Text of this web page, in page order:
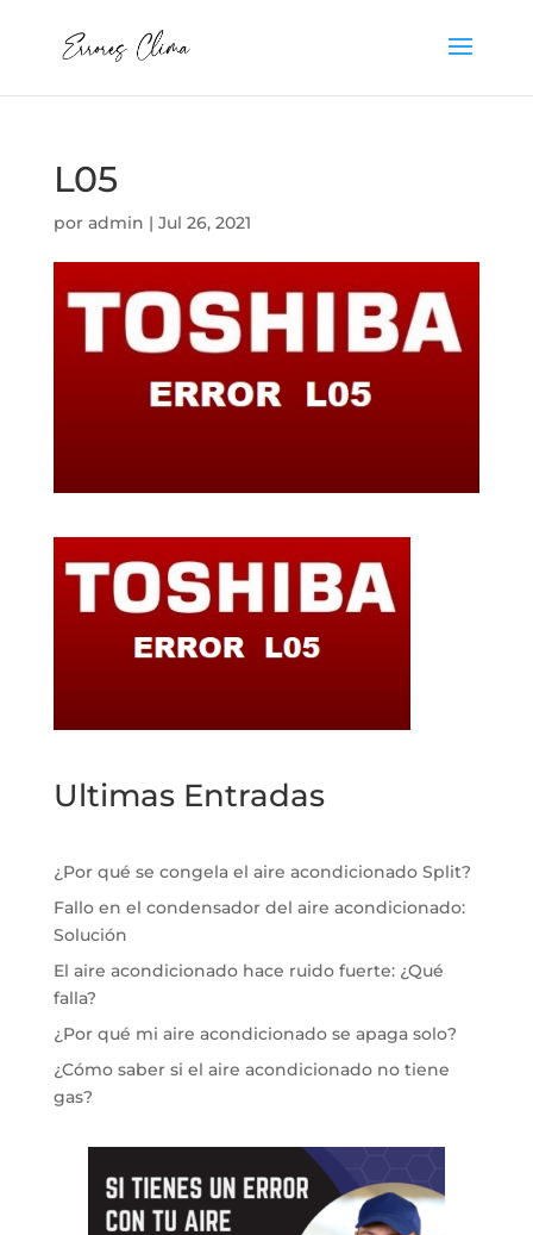
L05
por admin | Jul 26, 2021
Ultimas Entradas
¿Por qué se congela el aire acondicionado Split?
Fallo en el condensador del aire acondicionado:
Solución
El aire acondicionado hace ruido fuerte: ¿Qué
falla?
¿Por qué mi aire acondicionado se apaga solo?
¿Cómo saber si el aire acondicionado no tiene
gas?